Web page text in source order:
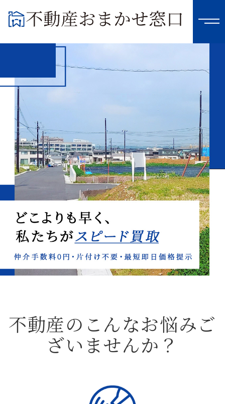
不動産のこんなお悩みご
ざいませんか？